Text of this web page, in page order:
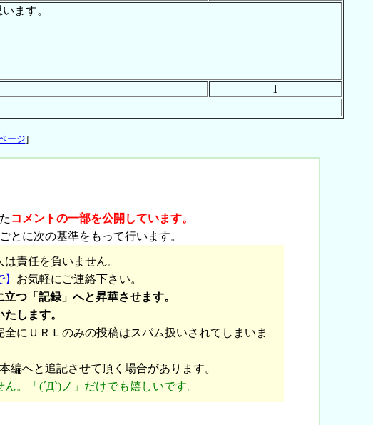
ます。
1
ージ]
コメントの一部を公開しています。
とに次の基準をもって行います。
責任を負いません。
お気軽にご連絡下さい。
つ「記録」へと昇華させます。
します。
にＵＲＬのみの投稿はスパム扱いされてしまいま
編へと追記させて頂く場合があります。
。「(´Д`)ノ」だけでも嬉しいです。